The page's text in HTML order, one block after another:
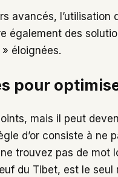
avancés,
également des
éloignées.
pour
mais il peut
d’or consiste à ne
trouvez pas de mot
du Tibet, est le seul